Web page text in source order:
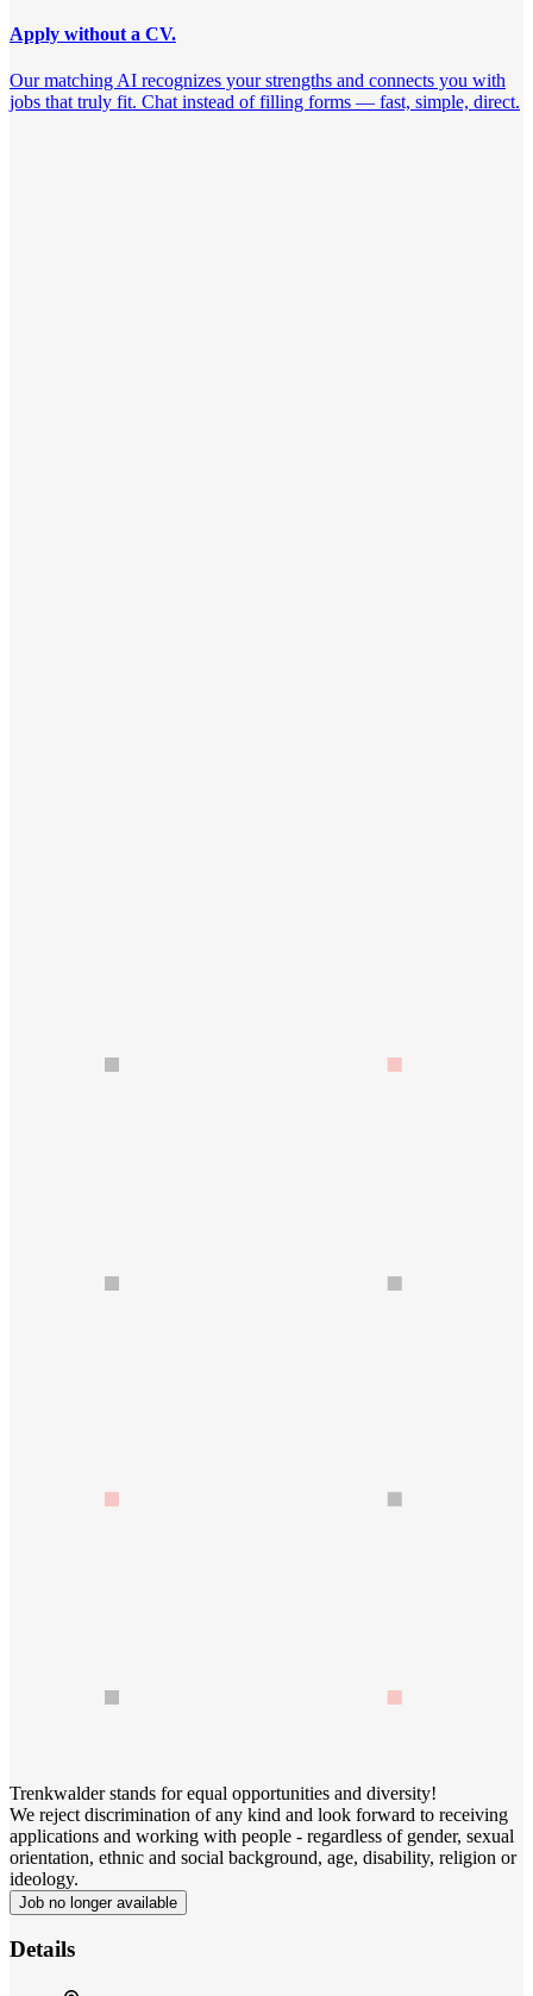
Apply without a CV.
Our matching AI recognizes your strengths and connects you with
jobs that truly fit. Chat instead of filling forms — fast, simple, direct.
Trenkwalder stands for equal opportunities and diversity!
We reject discrimination of any kind and look forward to receiving
applications and working with people - regardless of gender, sexual
orientation, ethnic and social background, age, disability, religion or
ideology.
Job no longer available
Details